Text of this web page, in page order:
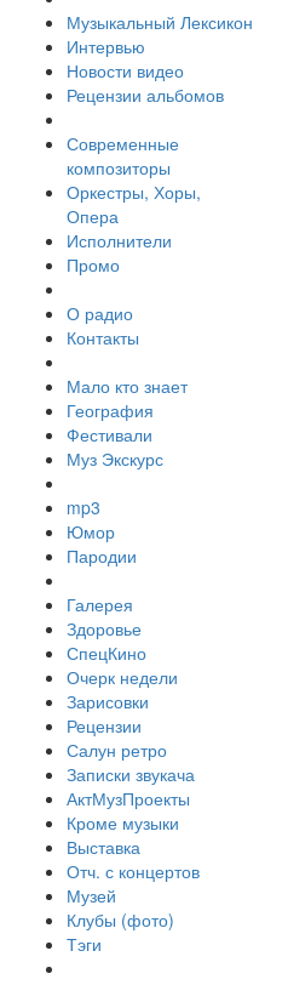
Музыкальный Лексикон
Интервью
Новости видео
Рецензии альбомов
Современные
композиторы
Оркестры, Хоры,
Опера
Исполнители
Промо
О радио
Контакты
Мало кто знает
География
Фестивали
Муз Экскурс
mp3
Юмор
Пародии
Галерея
Здоровье
СпецКино
Очерк недели
Зарисовки
Рецензии
Салун ретро
Записки звукача
АктМузПроекты
Кроме музыки
Выставка
Отч. с концертов
Музей
Клубы (фото)
Тэги